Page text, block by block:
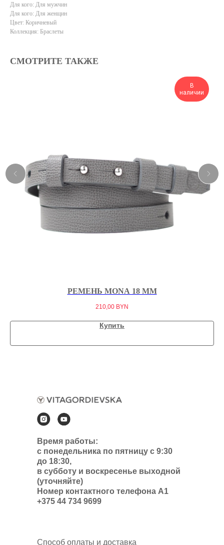
Для кого: Для мужчин
Для кого: Для женщин
Цвет: Коричневый
Коллекция: Браслеты
СМОТРИТЕ ТАКЖЕ
В
наличии
РЕМЕНЬ MONA 18 ММ
210,00 BYN
Купить
Время работы:
с понедельника по пятницу с 9:30
до 18:30,
в субботу и воскресенье выходной
(уточняйте)
Номер контактного телефона А1
+375 44 734 9699
Способ оплаты и доставка